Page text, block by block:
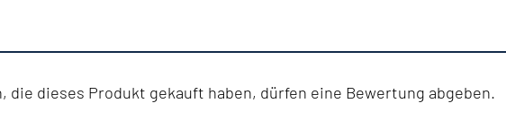
die dieses Produkt gekauft haben, dürfen eine Bewertung abgeben.